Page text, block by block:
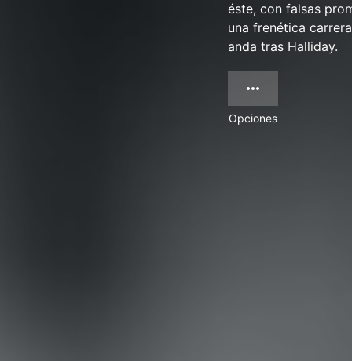
éste, con falsas
una frenética
anda tras Halliday.
Opciones